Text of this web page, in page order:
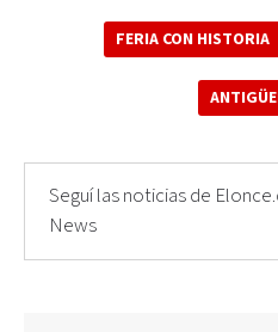
FERIA CON HISTORIA
Seguí las noticias de
News